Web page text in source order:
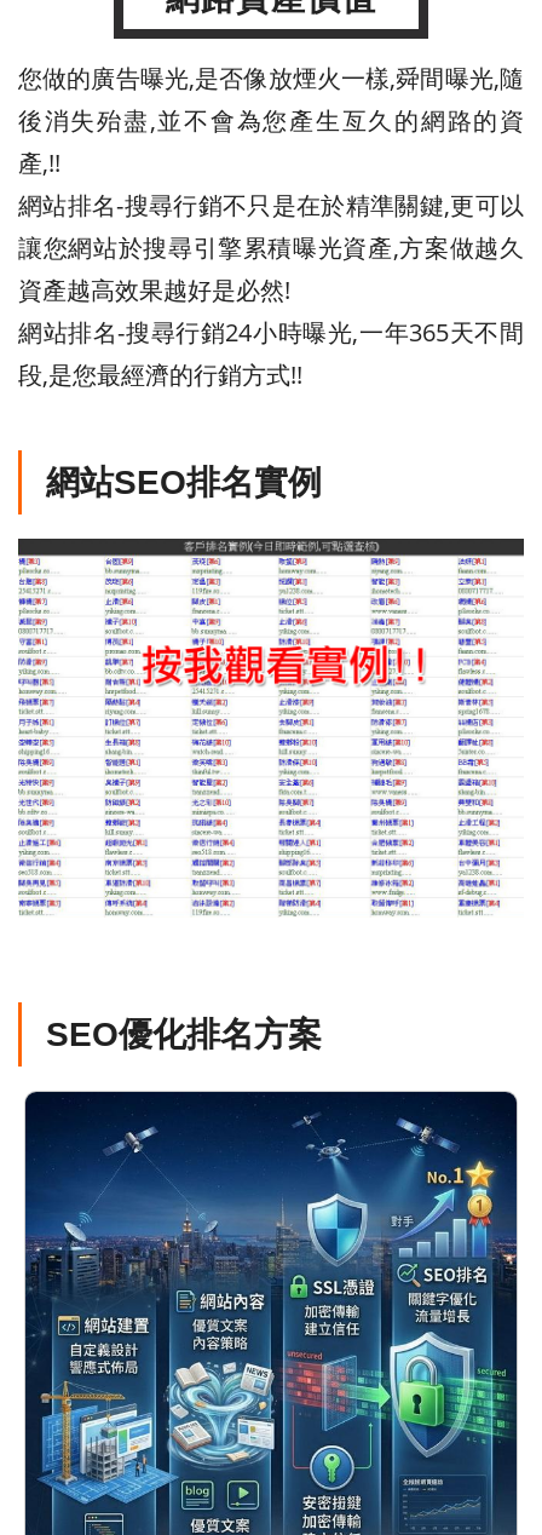
您做的廣告曝光,是否像放煙火一樣,舜間曝光,隨
後消失殆盡,並不會為您產生亙久的網路的資
產,!!
網站排名-搜尋行銷不只是在於精準關鍵,更可以
讓您網站於搜尋引擎累積曝光資產,方案做越久
資產越高效果越好是必然!
網站排名-搜尋行銷24小時曝光,一年365天不間
段,是您最經濟的行銷方式!!
網站SEO排名實例
SEO優化排名方案